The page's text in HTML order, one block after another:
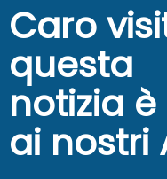
Caro
questa
notizia
ai nostri